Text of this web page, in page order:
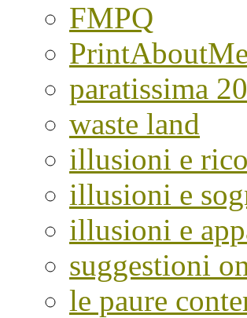
FMPQ
PrintAboutMe
paratissima
waste land
illusioni e
illusioni e
illusioni e
suggestioni
le paure